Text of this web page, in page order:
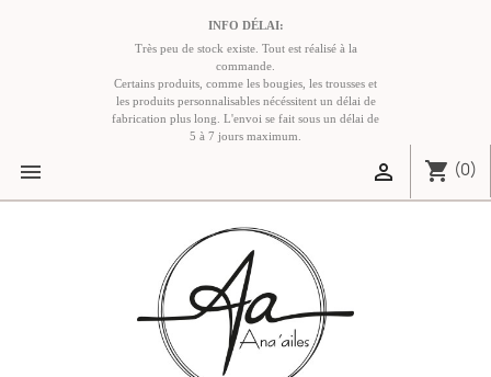
INFO DÉLAI:
Très peu de stock existe. Tout est réalisé à la
commande.
Certains produits, comme les bougies, les trousses et
les produits personnalisables nécéssitent un délai de
fabrication plus long. L'envoi se fait sous un délai de
5 à 7 jours maximum.
 shopping_cart (0)
